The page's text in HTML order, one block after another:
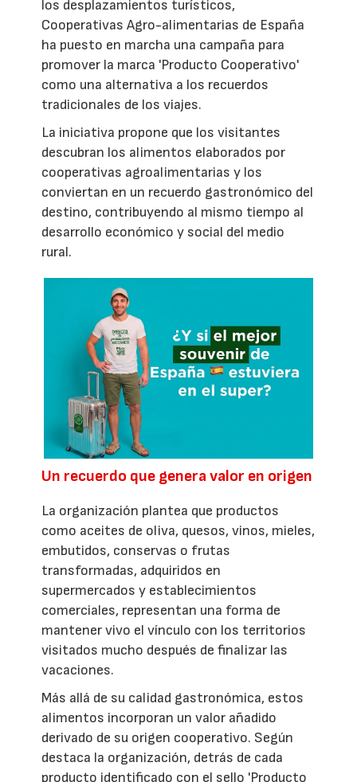
los desplazamientos turísticos,
Cooperativas Agro-alimentarias de España
ha puesto en marcha una campaña para
promover la marca 'Producto Cooperativo'
como una alternativa a los recuerdos
tradicionales de los viajes.
La iniciativa propone que los visitantes
descubran los alimentos elaborados por
cooperativas agroalimentarias y los
conviertan en un recuerdo gastronómico del
destino, contribuyendo al mismo tiempo al
desarrollo económico y social del medio
rural.
Un recuerdo que genera valor en origen
La organización plantea que productos
como aceites de oliva, quesos, vinos, mieles,
embutidos, conservas o frutas
transformadas, adquiridos en
supermercados y establecimientos
comerciales, representan una forma de
mantener vivo el vínculo con los territorios
visitados mucho después de finalizar las
vacaciones.
Más allá de su calidad gastronómica, estos
alimentos incorporan un valor añadido
derivado de su origen cooperativo. Según
destaca la organización, detrás de cada
producto identificado con el sello 'Producto